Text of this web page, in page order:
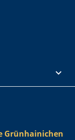

Grünhainichen